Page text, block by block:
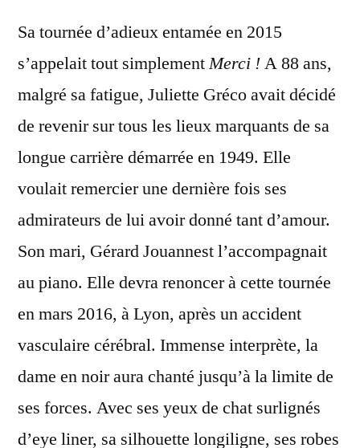
Sa tournée d’adieux entamée en 2015
s’appelait tout simplementMerci !A 88 ans,
malgré sa fatigue, Juliette Gréco avait décidé
de revenir sur tous les lieux marquants de sa
longue carrière démarrée en 1949. Elle
voulait remercier une dernière fois ses
admirateurs de lui avoir donné tant d’amour.
Son mari, Gérard Jouannest l’accompagnait
au piano. Elle devra renoncer à cette tournée
en mars 2016, à Lyon, après un accident
vasculaire cérébral. Immense interprète, la
dame en noir aura chanté jusqu’à la limite de
ses forces. Avec ses yeux de chat surlignés
d’eye liner, sa silhouette longiligne, ses robes